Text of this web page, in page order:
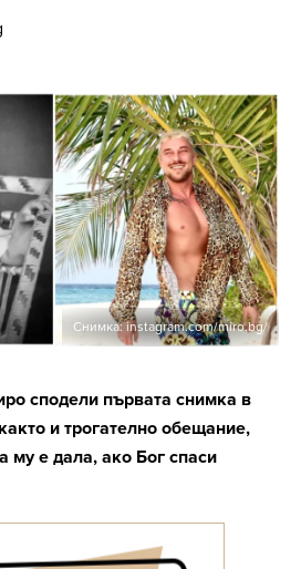
Снимка: instagram.com/miro.bg/
сподели първата снимка в
и трогателно обещание,
му е дала, ако Бог спаси